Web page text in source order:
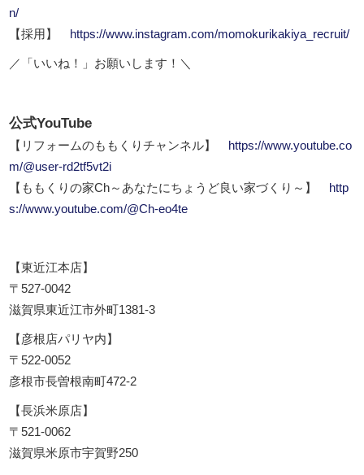
n/
【採用】
https://www.instagram.com/momokurikakiya_recruit/
／「いいね！」お願いします！＼
公式YouTube
【リフォームのももくりチャンネル】
https://www.youtube.co
m/@user-rd2tf5vt2i
【ももくりの家Ch～あなたにちょうど良い家づくり～】
http
s://www.youtube.com/@Ch-eo4te
【東近江本店】
〒527-0042
滋賀県東近江市外町1381-3
【彦根店パリヤ内】
〒522-0052
彦根市長曽根南町472-2
【長浜米原店】
〒521-0062
滋賀県米原市宇賀野250